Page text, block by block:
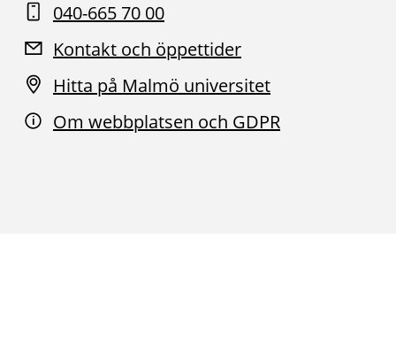
040-665 70 00
Kontakt och öppettider
Hitta på Malmö universitet
Om webbplatsen och GDPR